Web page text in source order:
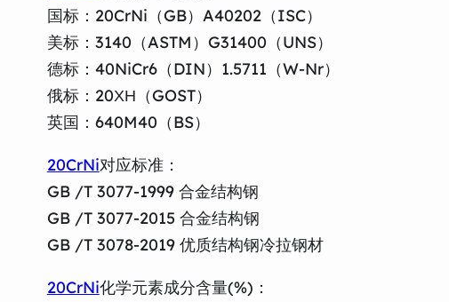
国标：20CrNi（GB）A40202（ISC）
美标：3140（ASTM）G31400（UNS）
德标：40NiCr6（DIN）1.5711（W-Nr）
俄标：20ХН（GOST）
英国：640M40（BS）
20CrNi对应标准：
GB /T 3077-1999 合金结构钢
GB /T 3077-2015 合金结构钢
GB /T 3078-2019 优质结构钢冷拉钢材
20CrNi化学元素成分含量(%)：